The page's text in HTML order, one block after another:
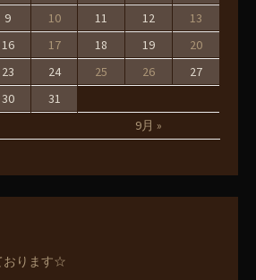
9月 »
9 10 11 12
13
16 17 18 19
20
23 24 25 26
27
30 31
おります☆